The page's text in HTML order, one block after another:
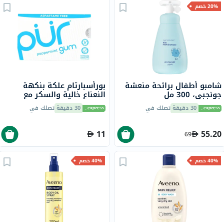
20% خصم
شامبو أطفال برائحة منعشة
جونجبي، 300 مل
30 دقيقة تصلك في
55.20
69
بورأسبارتام علكة بنكهة
النعناع خالية والسكر مع
إكسيليتول، 9 قطع
30 دقيقة تصلك في
11
40% خصم 40% خصم